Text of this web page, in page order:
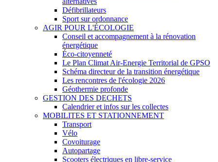
Défibrillateurs
Sport sur ordonnance
AGIR POUR L'ÉCOLOGIE
Conseil et accompagnement à la rénovation
énergétique
Éco-citoyenneté
Le Plan Climat Air-Energie Territorial de GPSO
Schéma directeur de la transition énergétique
Les rencontres de l'écologie 2026
Géothermie profonde
GESTION DES DECHETS
Calendrier et infos sur les collectes
MOBILITES ET STATIONNEMENT
Transport
Vélo
Covoiturage
Autopartage
Scooters électriques en libre-service